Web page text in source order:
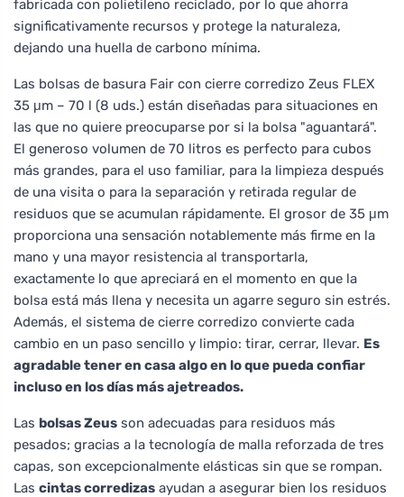
fabricada con polietileno reciclado, por lo que ahorra
significativamente recursos y protege la naturaleza,
dejando una huella de carbono mínima.
Las bolsas de basura Fair con cierre corredizo Zeus FLEX
35 μm – 70 l (8 uds.) están diseñadas para situaciones en
las que no quiere preocuparse por si la bolsa "aguantará".
El generoso volumen de 70 litros es perfecto para cubos
más grandes, para el uso familiar, para la limpieza después
de una visita o para la separación y retirada regular de
residuos que se acumulan rápidamente. El grosor de 35 μm
proporciona una sensación notablemente más firme en la
mano y una mayor resistencia al transportarla,
exactamente lo que apreciará en el momento en que la
bolsa está más llena y necesita un agarre seguro sin estrés.
Además, el sistema de cierre corredizo convierte cada
cambio en un paso sencillo y limpio: tirar, cerrar, llevar. Es
agradable tener en casa algo en lo que pueda confiar
incluso en los días más ajetreados.
Las bolsas Zeus son adecuadas para residuos más
pesados; gracias a la tecnología de malla reforzada de tres
capas, son excepcionalmente elásticas sin que se rompan.
Las cintas corredizas ayudan a asegurar bien los residuos